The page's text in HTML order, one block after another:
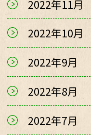
2022年11月
2022年10月
2022年9月
2022年8月
2022年7月